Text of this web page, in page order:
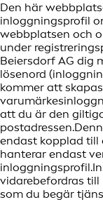
Den här
inloggningsprofil
webbplatsen och
under
Beiersdorf AG dig
lösenord
kommer att
att du är den
endast kopplad till
hanterar endast
vidarebefordras
som du begär